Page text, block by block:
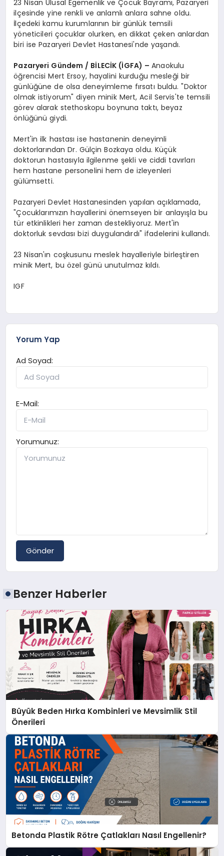
23 Nisan Ulusal Egemenlik ve Çocuk Bayramı, Pazaryeri
ilçesinde yine renkli ve anlamlı anlara sahne oldu.
İlçedeki kamu kurumlarının bir günlük temsili
yöneticileri çocuklar olurken, en dikkat çeken anlardan
biri ise Pazaryeri Devlet Hastanesi'nde yaşandı.
Pazaryeri Gündem / BİLECİK (İGFA) –Anaokulu
öğrencisi Mert Ersoy, hayalini kurduğu mesleği bir
günlüğüne de olsa deneyimleme fırsatı buldu. "Doktor
olmak istiyorum" diyen minik Mert, Acil Servis'te temsili
görev alarak stethoskopu boynuna taktı, beyaz
önlüğünü giydi.
Mert'in ilk hastası ise hastanenin deneyimli
doktorlarından Dr. Gülçin Bozkaya oldu. Küçük
doktorun hastasıyla ilgilenme şekli ve ciddi tavırları
hem hastane personelini hem de izleyenleri
gülümsetti.
Pazaryeri Devlet Hastanesinden yapılan açıklamada,
"Çocuklarımızın hayallerini önemseyen bir anlayışla bu
tür etkinlikleri her zaman destekliyoruz. Mert'in
doktorluk sevdası bizi duygulandırdı" ifadelerini kullandı.
23 Nisan'ın coşkusunu meslek hayalleriyle birleştiren
minik Mert, bu özel günü unutulmaz kıldı.
IGF
Yorum Yap
Ad Soyad:
E-Mail:
Yorumunuz:
Gönder
Benzer Haberler
Büyük Beden Hırka Kombinleri ve Mevsimlik Stil
Önerileri
Betonda Plastik Rötre Çatlakları Nasıl Engellenir?